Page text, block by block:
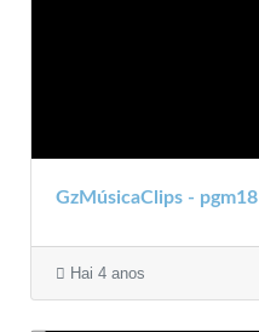
GzMúsicaClips - pgm18
Hai 4 anos